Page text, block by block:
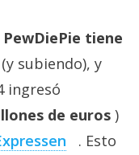
PewDiePie tiene
(y subiendo), y
ingresó
de euros )
. Esto